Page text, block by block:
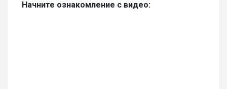
Начните ознакомление с видео: